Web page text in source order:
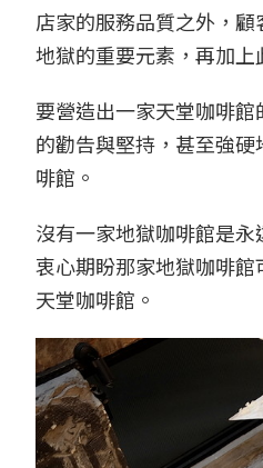
店家的服務品質之外，
地獄的重要元素，再加
要營造出一家天堂咖啡
的勸告與堅持，甚至強
啡館。
沒有一家地獄咖啡館是
衷心期盼那家地獄咖啡
天堂咖啡館。